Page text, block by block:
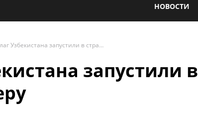
НОВОСТИ
Флаг Узбекистана запустили в стратосферу
запустили в